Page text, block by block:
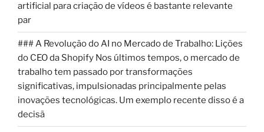
artificial para criação de vídeos é bastante relevante
par
### A Revolução do AI no Mercado de Trabalho: Lições
do CEO da Shopify Nos últimos tempos, o mercado de
trabalho tem passado por transformações
significativas, impulsionadas principalmente pelas
inovações tecnológicas. Um exemplo recente disso é a
decisã